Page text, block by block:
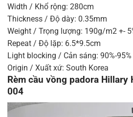
Width / Khổ rộng: 280cm
Thickness / Độ dày: 0.35mm
Weight / Trọng lượng: 190g/m2 +-
Repeat / Độ lặp: 6.5*9.5cm
Light blocking / Cản sáng: 90%-95%
Origin / Xuất xứ: South Korea
Rèm cầu vồng padora Hillary
004